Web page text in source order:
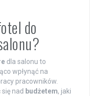
do
dla salonu to
wpłynąć na
pracowników.
nad budżetem, jaki